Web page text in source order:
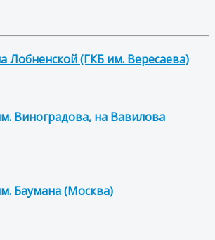
Лобненской (ГКБ им. Вересаева)
Виноградова, на Вавилова
Баумана (Москва)